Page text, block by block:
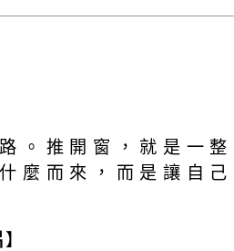
。推開窗，就是一
麼而來，而是讓自
】